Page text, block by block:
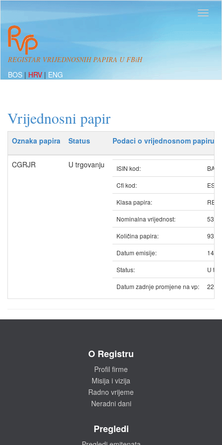
REGISTAR VRIJEDNOSNIH PAPIRA U FBiH
BOS | HRV | ENG
Vrijednosni papir
Oznaka papira Status Podaci o vrijednosnom papiru
CGRJR U trgovanju ISIN kod:
Cfi kod:
Klasa papira:
Nominalna vrijednost:
53.27
Količina papira:
Datum emisije:
Status:
U
Datum zadnje promjene na vp:
O Registru
Profil firme
Misija i vizija
Radno vrijeme
Neradni dani
Pregledi